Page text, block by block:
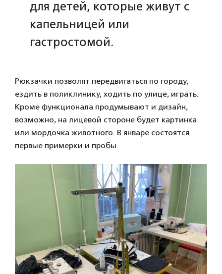
для детей, которые живут с
капельницей или
гастростомой.
Рюкзачки позволят передвигаться по городу,
ездить в поликлинику, ходить по улице, играть.
Кроме функционала продумывают и дизайн,
возможно, на лицевой стороне будет картинка
или мордочка животного. В январе состоятся
первые примерки и пробы.